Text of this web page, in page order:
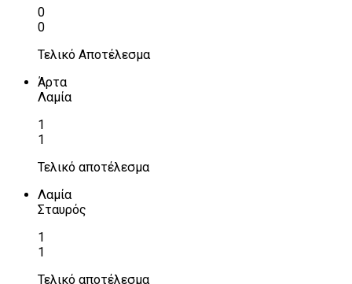
0
0
Τελικό Αποτέλεσμα
Άρτα
Λαμία
1
1
Τελικό αποτέλεσμα
Λαμία
Σταυρός
1
1
Τελικό αποτέλεσμα